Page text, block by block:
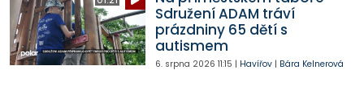
Sdružení ADAM tráví
prázdniny 65 dětí s
autismem
6. srpna 2026 11:15 | Havířov| Bára Kelnerová